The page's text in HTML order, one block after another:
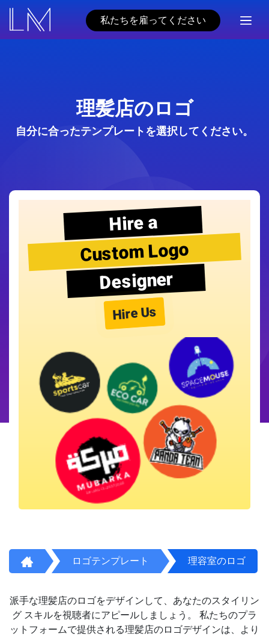
私たちを雇ってください
理髪店のロゴ
自分に合ったテンプレートを選択してください。
Hire a
Custom Logo
Designer
Hire Us
ロゴテンプレート 理容室のロゴ
派手な理髪店のロゴをデザインして、あなたのスタイリン
グ スキルを視聴者にアピールしましょう。 私たちのプラ
ットフォームで提供される理髪店のロゴデザインは、より